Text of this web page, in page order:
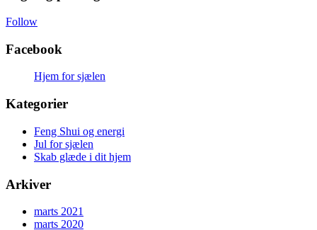
Follow
Facebook
Hjem for sjælen
Kategorier
Feng Shui og energi
Jul for sjælen
Skab glæde i dit hjem
Arkiver
marts 2021
marts 2020